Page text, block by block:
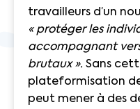
travailleurs d’un
« protéger les
accompagnant
brutaux ». Sans
plateformisation de
peut mener à des